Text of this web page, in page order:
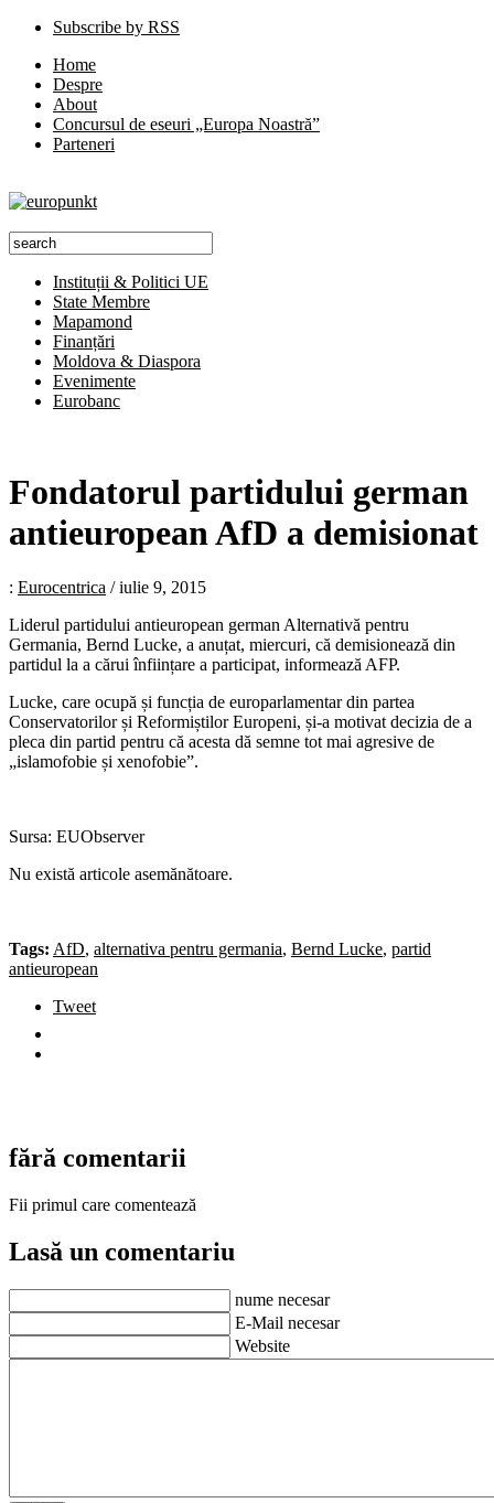
Subscribe by RSS
Home
Despre
About
Concursul de eseuri „Europa Noastră”
Parteneri
Instituții & Politici UE
State Membre
Mapamond
Finanțări
Moldova & Diaspora
Evenimente
Eurobanc
Fondatorul partidului german
antieuropean AfD a demisionat
: Eurocentrica /iulie 9, 2015
Liderul partidului antieuropean german Alternativă pentru
Germania, Bernd Lucke, a anuțat, miercuri, că demisionează din
partidul la a cărui înființare a participat, informează AFP.
Lucke, care ocupă și funcția de europarlamentar din partea
Conservatorilor și Reformiștilor Europeni, și-a motivat decizia de a
pleca din partid pentru că acesta dă semne tot mai agresive de
„islamofobie și xenofobie”.
Sursa: EUObserver
Nu există articole asemănătoare.
Tags: AfD, alternativa pentru germania, Bernd Lucke, partid
antieuropean
Tweet
fără comentarii
Fii primul care comentează
Lasă un comentariu
nume necesar
E-Mail necesar
Website